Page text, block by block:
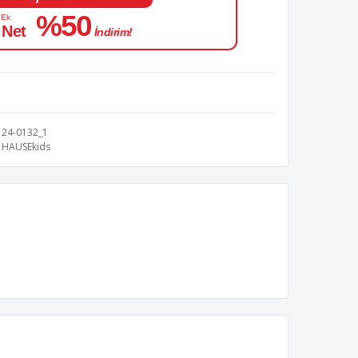
%50 İndirim!
24-0132_1
HAUSEkids